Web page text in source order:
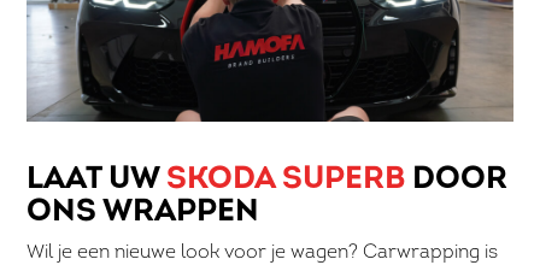
LAAT UW SKODA SUPERB DOOR
ONS WRAPPEN
Wil je een nieuwe look voor je wagen? Carwrapping is